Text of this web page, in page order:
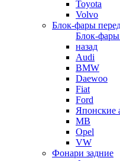
Toyota
Volvo
Блок-фары
Блок-
назад
Audi
BMW
Daewoo
Fiat
Ford
Японские
MB
Opel
VW
Фонари задние